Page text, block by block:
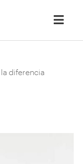
diferencia